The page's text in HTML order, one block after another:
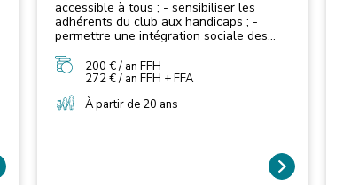
accessible à tous ; - sensibiliser les
adhérents du club aux handicaps ; -
permettre une intégration sociale des
différents groupes selon leur désir de
spécialité. Les jours et horaires
d'entraînements varient en fonction des
spécialités.
200 € / an FFH
272 € / an FFH + FFA
À partir de 20 ans